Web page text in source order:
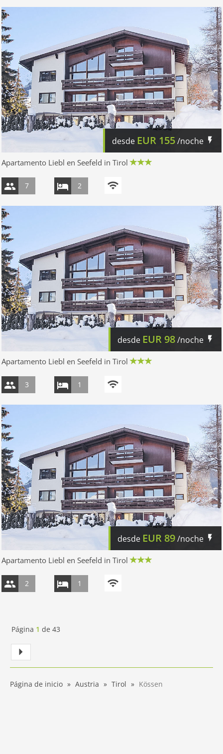
desde EUR 155/noche
Apartamento Liebl en Seefeld in Tirol
7 2
desde EUR 98/noche
Apartamento Liebl en Seefeld in Tirol
3 1
desde EUR 89/noche
Apartamento Liebl en Seefeld in Tirol
2 1
Página 1 de 43
Página de inicio Austria Tirol Kössen